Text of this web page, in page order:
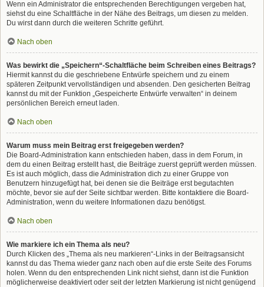
Wenn ein Administrator die entsprechenden Berechtigungen vergeben hat,
siehst du eine Schaltfläche in der Nähe des Beitrags, um diesen zu melden.
Du wirst dann durch die weiteren Schritte geführt.
Nach oben
Was bewirkt die „Speichern“-Schaltfläche beim Schreiben eines Beitrags?
Hiermit kannst du die geschriebene Entwürfe speichern und zu einem
späteren Zeitpunkt vervollständigen und absenden. Den gesicherten Beitrag
kannst du mit der Funktion „Gespeicherte Entwürfe verwalten“ in deinem
persönlichen Bereich erneut laden.
Nach oben
Warum muss mein Beitrag erst freigegeben werden?
Die Board-Administration kann entschieden haben, dass in dem Forum, in
dem du einen Beitrag erstellt hast, die Beiträge zuerst geprüft werden müssen.
Es ist auch möglich, dass die Administration dich zu einer Gruppe von
Benutzern hinzugefügt hat, bei denen sie die Beiträge erst begutachten
möchte, bevor sie auf der Seite sichtbar werden. Bitte kontaktiere die Board-
Administration, wenn du weitere Informationen dazu benötigst.
Nach oben
Wie markiere ich ein Thema als neu?
Durch Klicken des „Thema als neu markieren“-Links in der Beitragsansicht
kannst du das Thema wieder ganz nach oben auf die erste Seite des Forums
holen. Wenn du den entsprechenden Link nicht siehst, dann ist die Funktion
möglicherweise deaktiviert oder seit der letzten Markierung ist nicht genügend